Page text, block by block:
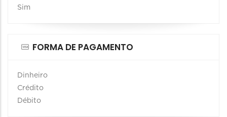
Sim
FORMA DE PAGAMENTO
Dinheiro
Crédito
Débito